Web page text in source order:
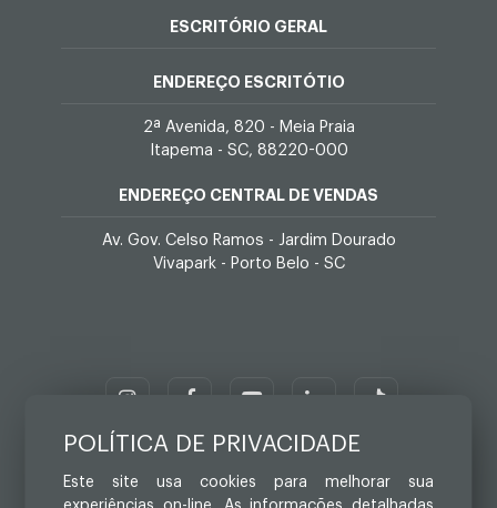
ESCRITÓRIO GERAL
ENDEREÇO ESCRITÓTIO
2ª Avenida, 820 - Meia Praia
Itapema - SC, 88220-000
ENDEREÇO CENTRAL DE VENDAS
Av. Gov. Celso Ramos - Jardim Dourado
Vivapark - Porto Belo - SC
POLÍTICA DE PRIVACIDADE
Este site usa cookies para melhorar sua